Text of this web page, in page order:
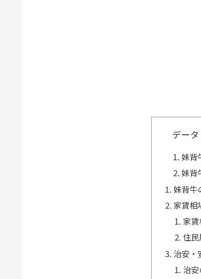
デー
妹背
妹背
妹背牛
家賃相
家
住民
治安・
治